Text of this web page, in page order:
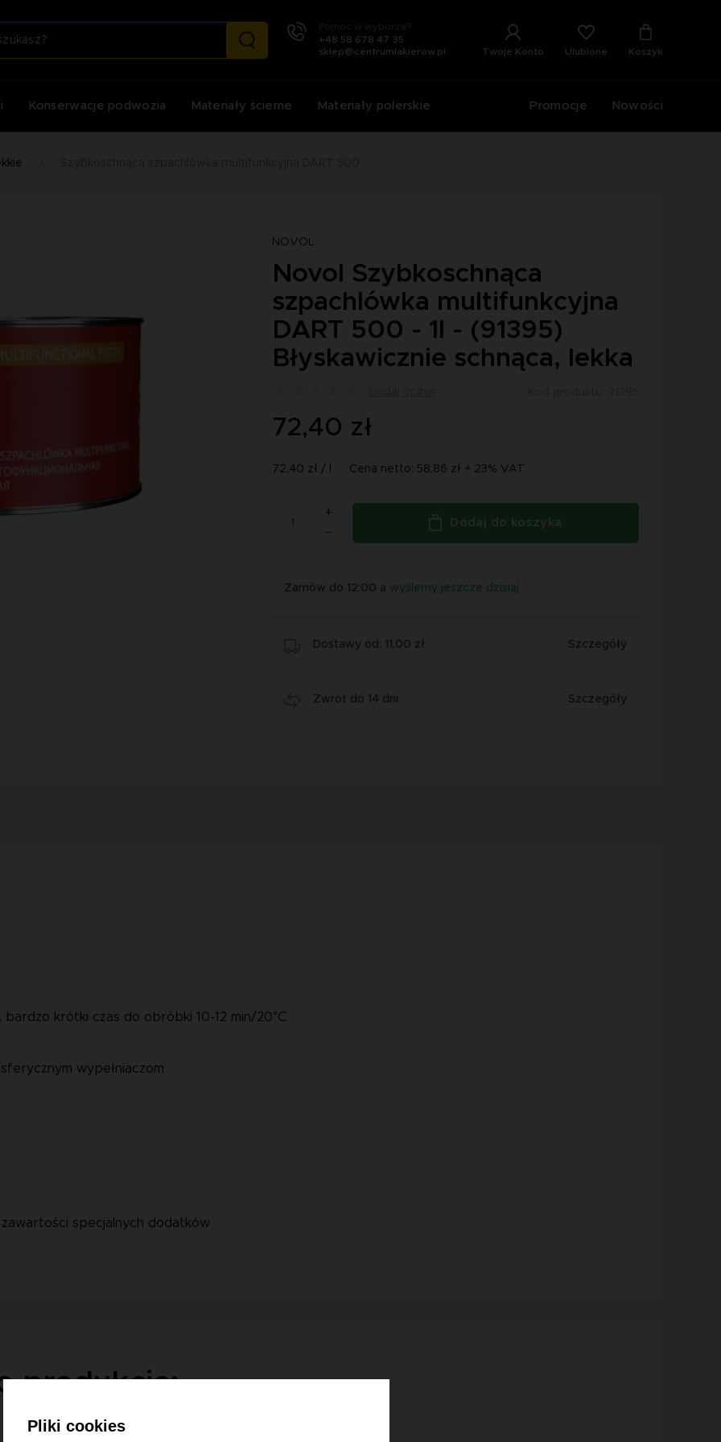
Pomoc w wyborze?
+48 58 678 47 35
sklep@centrumlakierow.pl
Twoje Konto Ulubione Koszyk
Konserwacje podwozia Materiały ścierne Materiały polerskie Promocje Nowości
NOVOL
Novol Szybkoschnąca
szpachlówka multifunkcyjna
DART 500 - 1l - (91395)
Błyskawicznie schnąca, lekka
72,40 zł
72,40 zł / l Cena netto: 58,86 zł + 23% VAT
+
Dodaj do koszyka
Zamów do 12:00 a wyślemy jeszcze dzisiaj
Dostawy od: 11,00 zł Szczegóły
Zwrot do 14 dni Szczegóły
krótki czas do obróbki 10-12 min/20°C
wypełniaczom
specjalnych dodatków
produkcie:
Pliki cookies